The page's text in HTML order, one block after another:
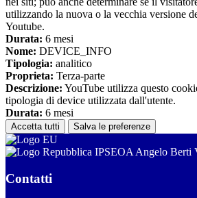
utilizzando la nuova o la vecchia versione
Youtube.
Durata: 6 mesi
Nome: DEVICE_INFO
Tipologia: analitico
Proprieta: Terza-parte
Descrizione: YouTube utilizza questo
tipologia di device utilizzata dall'utente.
Durata: 6 mesi
Accetta tutti Salva le preferenze
IPSEOA Angelo Berti
Contatti